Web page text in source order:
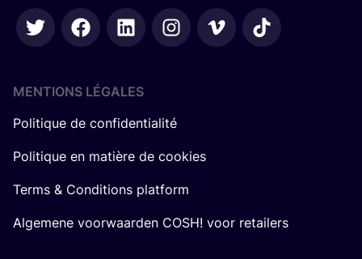
MENTIONS LÉGALES
Politique de confidentialité
Politique en matière de cookies
Terms & Conditions platform
Algemene voorwaarden COSH! voor retailers